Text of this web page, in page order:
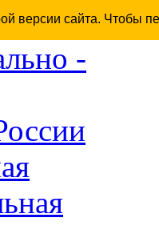
версии сайта. Чтобы
-